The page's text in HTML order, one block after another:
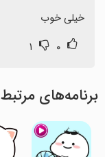
خیلی خوب
۰ ۱
برنامه‌های مرتبط